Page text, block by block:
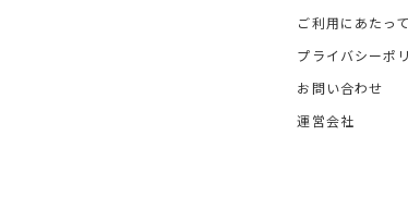
ご利用にあたって
プライバシーポ
お問い合わせ
運営会社